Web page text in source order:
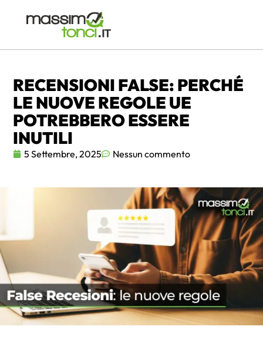
RECENSIONI FALSE: PERCHÉ
LE NUOVE REGOLE UE
POTREBBERO ESSERE
INUTILI
5 Settembre, 2025 Nessun commento